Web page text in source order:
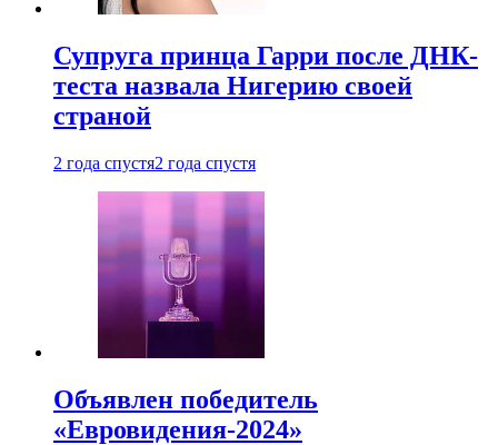
Супруга принца Гарри после ДНК-
теста назвала Нигерию своей
страной
2 года спустя2 года спустя
Объявлен победитель
«Евровидения-2024»